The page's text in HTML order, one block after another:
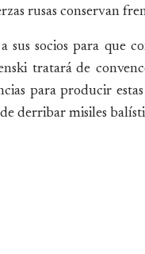
rusas conservan
socios para que
tratará de
para producir
derribar misiles